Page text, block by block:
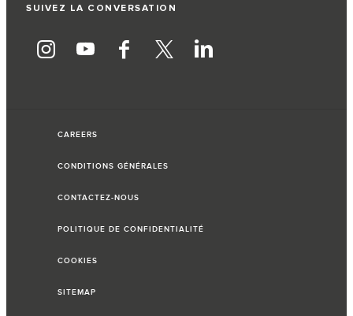
SUIVEZ LA CONVERSATION
CAREERS
CONDITIONS GÉNÉRALES
CONTACTEZ-NOUS
POLITIQUE DE CONFIDENTIALITÉ
COOKIES
SITEMAP